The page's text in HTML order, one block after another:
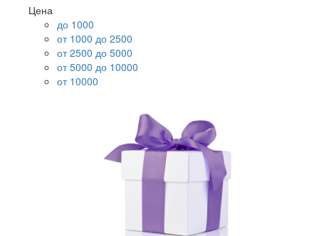
Цена
до 1000
от 1000 до 2500
от 2500 до 5000
от 5000 до 10000
от 10000